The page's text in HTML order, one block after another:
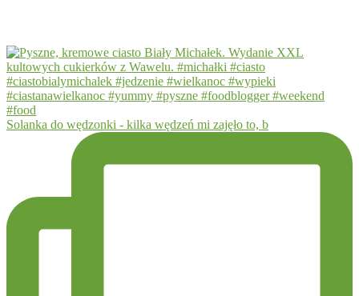
Solanka do wędzonki - kilka wędzeń mi zajęło to, b